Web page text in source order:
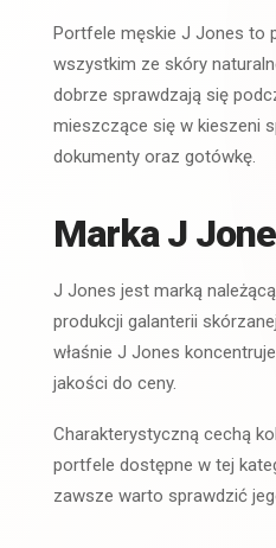
Portfele męskie J Jones to
wszystkim ze skóry
dobrze sprawdzają się
mieszczące się w kieszeni
dokumenty oraz gotówkę.
Marka J
J Jones jest marką
produkcji galanterii
właśnie J Jones
jakości do ceny.
Charakterystyczną cechą
portfele dostępne w tej
zawsze warto sprawdzić